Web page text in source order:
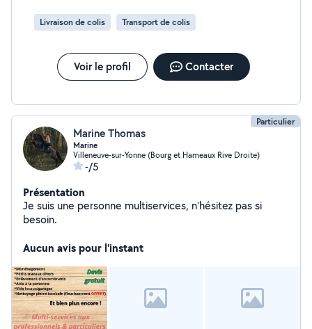
Livraison de colis Transport de colis
Voir le profil Contacter
Particulier
Marine Thomas
Marine
Villeneuve-sur-Yonne (Bourg et Hameaux Rive Droite)
-/5
Présentation
Je suis une personne multiservices, n'hésitez pas si
besoin.
Aucun avis pour l'instant